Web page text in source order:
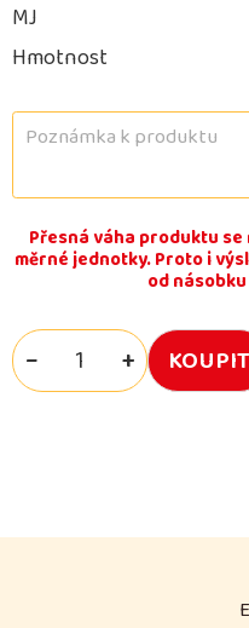
MJ
Hmotnost
Přesná váha produktu
měrné jednotky. Proto i
od
− +